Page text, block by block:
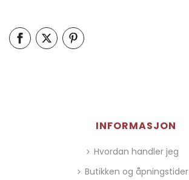
INFORMASJON
Hvordan handler jeg
Butikken og åpningstider